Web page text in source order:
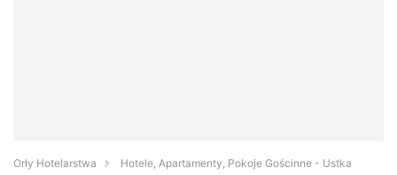
Orły Hotelarstwa
Hotele, Apartamenty, Pokoje Gościnne - Ustka